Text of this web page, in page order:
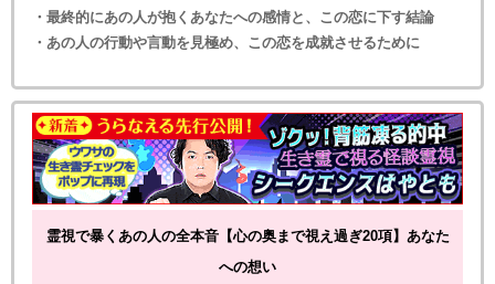
・最終的にあの人が抱くあなたへの感情と、この恋に下す結論
・あの人の行動や言動を見極め、この恋を成就させるために
霊視で暴くあの人の全本音【心の奥まで視え過ぎ20項】あなた
への想い